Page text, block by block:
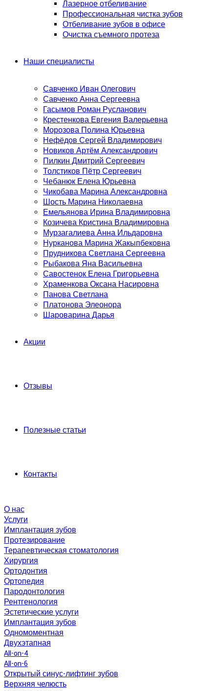
Лазерное отбеливание
Профессиональная чистка зубов
Отбеливание зубов в офисе
Очистка съемного протеза
Наши специалисты
Савченко Иван Олегович
Савченко Анна Сергеевна
Гасымов Роман Русланович
Крестенкова Евгения Валерьевна
Морозова Полина Юрьевна
Нефёдов Сергей Владимирович
Новиков Артём Александрович
Пилкин Дмитрий Сергеевич
Толстиков Пётр Сергеевич
Чебанюк Елена Юрьевна
Чикобава Марина Александровна
Шость Марина Николаевна
Емельянова Ирина Владимировна
Козичева Кристина Владимировна
Мурзагалиева Анна Ильдаровна
Нурканова Марина Жакыпбековна
Прудникова Светлана Сергеевна
Рыбакова Яна Васильевна
Савостенок Елена Григорьевна
Храменкова Оксана Насировна
Панова Светлана
Платонова Элеонора
Шароварина Дарья
Акции
Отзывы
Полезные статьи
Контакты
О нас
Услуги
Имплантация зубов
Протезирование
Терапевтическая стоматология
Хирургия
Ортодонтия
Ортопедия
Пародонтология
Рентгенология
Эстетические услуги
Имплантация зубов
Одномоментная
Двухэтапная
All-on-4
All-on-6
Открытый синус-лифтинг зубов
Верхняя челюсть